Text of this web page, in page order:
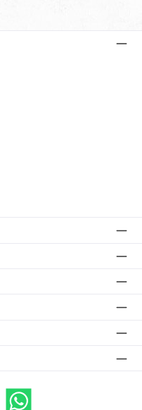
WhatsApp